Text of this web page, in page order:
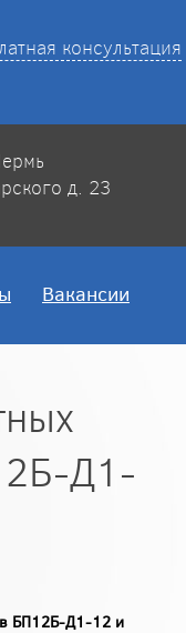
консультация
д. 23
Вакансии
Д1-
БП12Б-Д1-12 и